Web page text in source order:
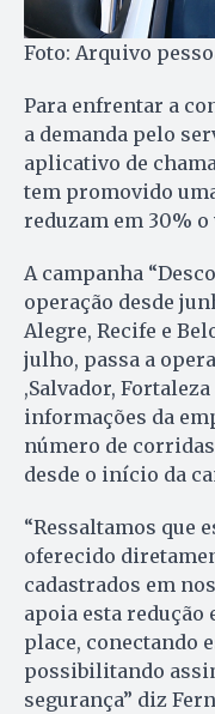
Foto: Arquivo
Para enfrentar a
a demanda pelo
aplicativo de
tem promovido
reduzam em 30%
A campanha
operação desde
Alegre, Recife e
julho, passa a
,Salvador,
informações da
número de
desde o início da
“Ressaltamos que
oferecido
cadastrados em
apoia esta
place, conectando
possibilitando
segurança” diz